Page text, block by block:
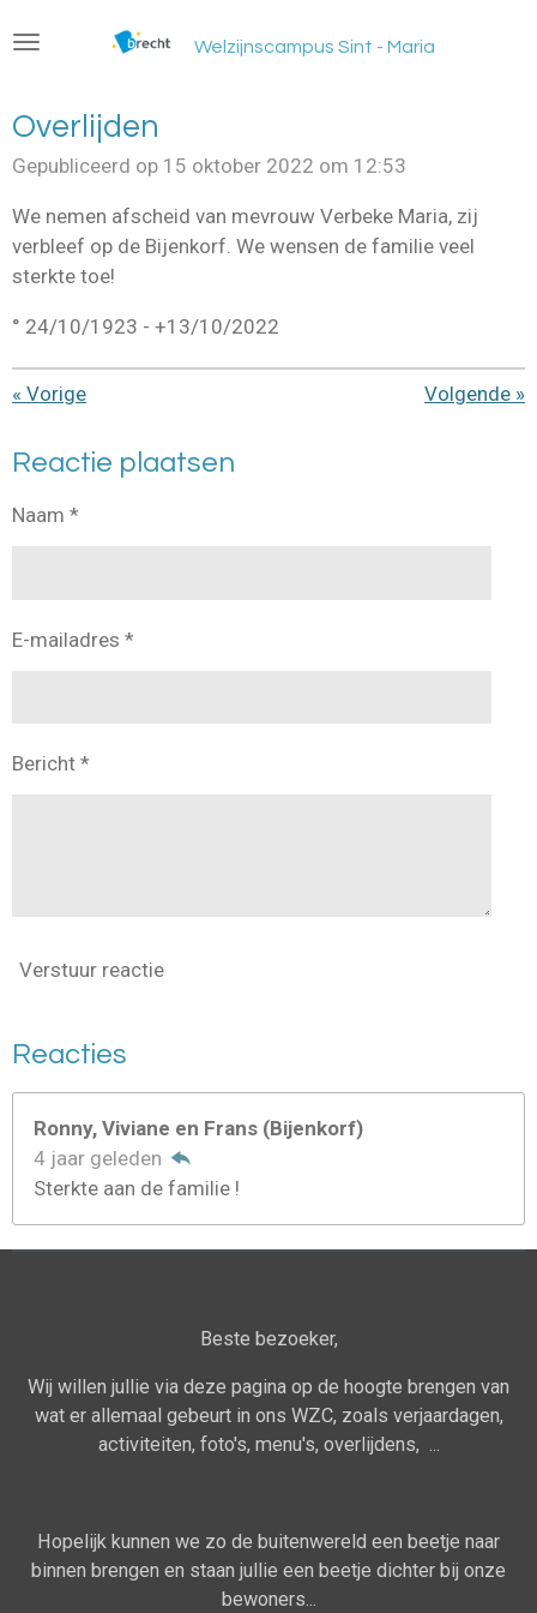
direct
de
hoofdinhoud
Welzijnscampus Sint - Maria
Overlijden
Gepubliceerd op 15 oktober 2022 om 12:53
We nemen afscheid van mevrouw Verbeke Maria, zij
verbleef op de Bijenkorf. We wensen de familie veel
sterkte toe!
° 24/10/1923 - +13/10/2022
« Vorige Volgende »
Reactie plaatsen
Naam *
E-mailadres *
Bericht *
Verstuur reactie
Reacties
Ronny, Viviane en Frans (Bijenkorf)
4 jaar geleden
Sterkte aan de familie !
Beste bezoeker,
Wij willen jullie via deze pagina op de hoogte brengen van
wat er allemaal gebeurt in ons WZC, zoals verjaardagen,
activiteiten, foto's, menu's, overlijdens, ...
Hopelijk kunnen we zo de buitenwereld een beetje naar
binnen brengen en staan jullie een beetje dichter bij onze
bewoners...